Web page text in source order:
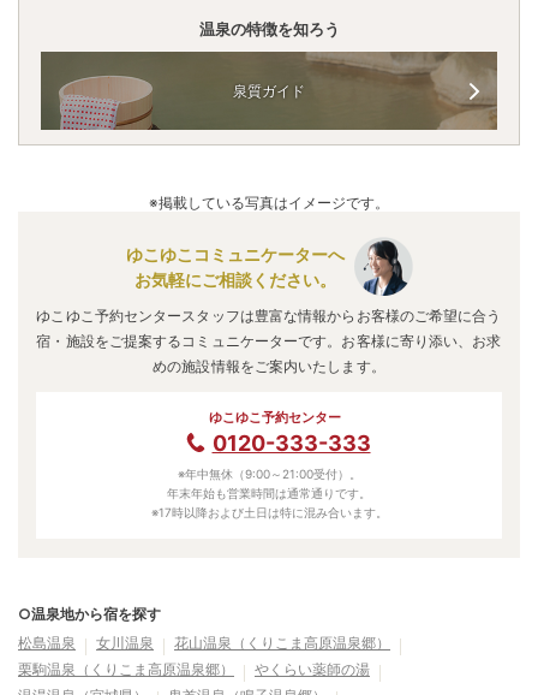
温泉の特徴を知ろう
泉質ガイド
※掲載している写真はイメージです。
ゆこゆこコミュニケーターへ
お気軽にご相談ください。
ゆこゆこ予約センタースタッフは豊富な情報からお客様のご希望に合う
宿・施設をご提案するコミュニケーターです。お客様に寄り添い、お求
めの施設情報をご案内いたします。
ゆこゆこ予約センター
0120-333-333
※年中無休（9:00～21:00受付）。
年末年始も営業時間は通常通りです。
※17時以降および土日は特に混み合います。
○温泉地から宿を探す
松島温泉
女川温泉
花山温泉（くりこま高原温泉郷）
栗駒温泉（くりこま高原温泉郷）
やくらい薬師の湯